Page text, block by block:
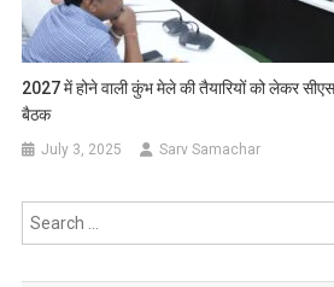
2027 में होने वाली कुंभ मेले की तैयारियों को लेकर
बैठक
July 3, 2025 Sarv Samachar